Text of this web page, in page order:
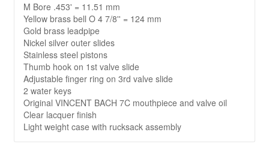
M Bore .453' = 11.51 mm
Yellow brass bell O 4 7/8'' = 124 mm
Gold brass leadpipe
Nickel silver outer slides
Stainless steel pistons
Thumb hook on 1st valve slide
Adjustable finger ring on 3rd valve slide
2 water keys
Original VINCENT BACH 7C mouthpiece and valve oil
Clear lacquer finish
Light weight case with rucksack assembly